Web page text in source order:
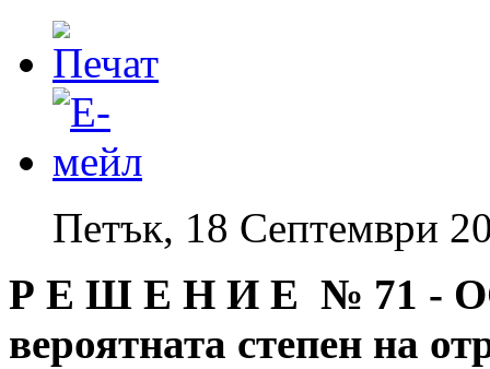
Петък, 18 Септември
Р Е Ш Е Н И Е № 71 -
вероятната степен на